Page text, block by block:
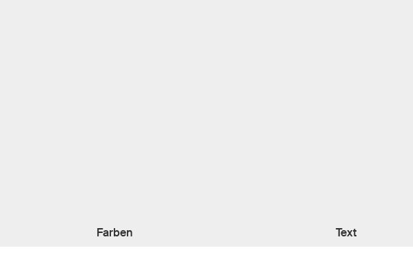
Farben Text